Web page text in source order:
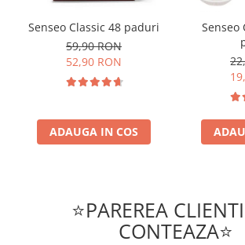
Senseo Classic 48 paduri
59,90 RON
52,90 RON
ADAUGA IN COS
Senseo
⭐PAREREA
CONTEAZA⭐